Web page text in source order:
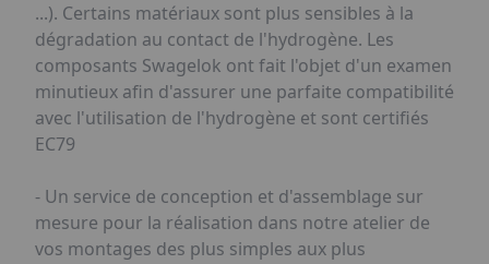
...). Certains matériaux sont plus sensibles à la
dégradation au contact de l'hydrogène. Les
composants Swagelok ont fait l'objet d'un examen
minutieux afin d'assurer une parfaite compatibilité
avec l'utilisation de l'hydrogène et sont certifiés
EC79
- Un service de conception et d'assemblage sur
mesure pour la réalisation dans notre atelier de
vos montages des plus simples aux plus